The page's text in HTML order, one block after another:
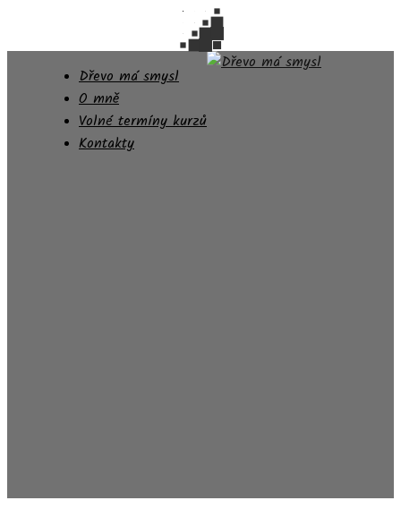
Dřevo má smysl
O mně
Volné termíny kurzů
Kontakty